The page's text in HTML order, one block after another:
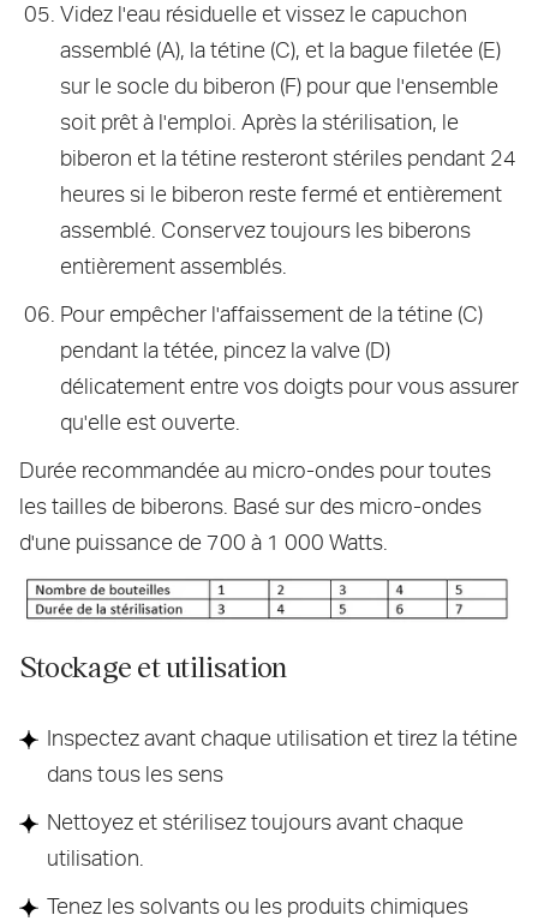
Videz l'eau résiduelle et vissez le capuchon
assemblé (A), la tétine (C), et la bague filetée (E)
sur le socle du biberon (F) pour que l'ensemble
soit prêt à l'emploi. Après la stérilisation, le
biberon et la tétine resteront stériles pendant 24
heures si le biberon reste fermé et entièrement
assemblé. Conservez toujours les biberons
entièrement assemblés.
Pour empêcher l'affaissement de la tétine (C)
pendant la tétée, pincez la valve (D)
délicatement entre vos doigts pour vous assurer
qu'elle est ouverte.
Durée recommandée au micro-ondes pour toutes
les tailles de biberons. Basé sur des micro-ondes
d'une puissance de 700 à 1 000 Watts.
Stockage et utilisation
Inspectez avant chaque utilisation et tirez la tétine
dans tous les sens
Nettoyez et stérilisez toujours avant chaque
utilisation.
Tenez les solvants ou les produits chimiques